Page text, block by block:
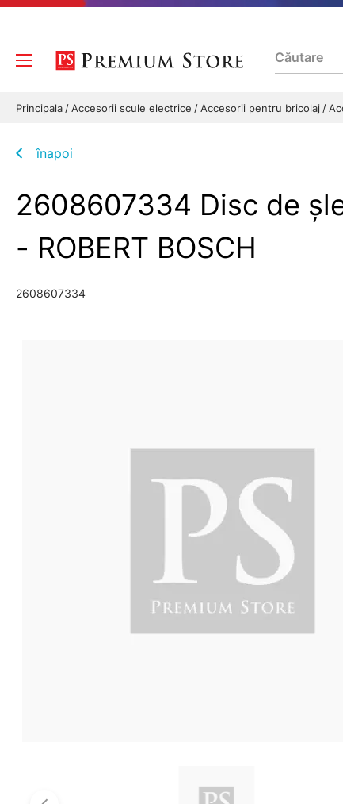
Principala Accesorii scule electrice Accesorii pentru bricolaj
înapoi
2608607334 Disc de
- ROBERT BOSCH
2608607334